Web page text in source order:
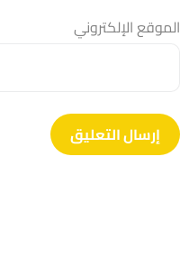
الموقع الإلكتروني